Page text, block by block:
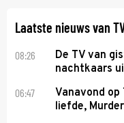
Laatste nieuws van
08:26
De TV van
nachtkaars
06:47
Vanavond
liefde,